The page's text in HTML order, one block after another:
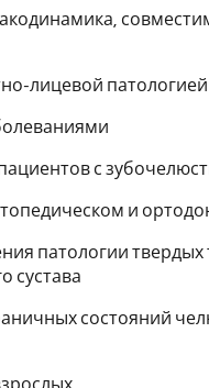
лицевой патологией
с
и
патологии твердых
сустава
состояний